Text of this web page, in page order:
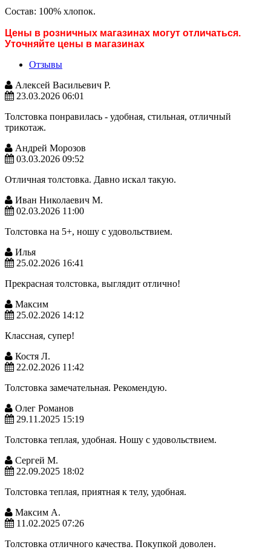
Состав: 100% хлопок.
Цены в розничных магазинах могут отличаться.
Уточняйте цены в магазинах
Отзывы
Алексей Васильевич Р.
23.03.2026 06:01
Толстовка понравилась - удобная, стильная, отличный
трикотаж.
Андрей Морозов
03.03.2026 09:52
Отличная толстовка. Давно искал такую.
Иван Николаевич М.
02.03.2026 11:00
Толстовка на 5+, ношу с удовольствием.
Илья
25.02.2026 16:41
Прекрасная толстовка, выглядит отлично!
Максим
25.02.2026 14:12
Классная, супер!
Костя Л.
22.02.2026 11:42
Толстовка замечательная. Рекомендую.
Олег Романов
29.11.2025 15:19
Толстовка теплая, удобная. Ношу с удовольствием.
Сергей М.
22.09.2025 18:02
Толстовка теплая, приятная к телу, удобная.
Максим А.
11.02.2025 07:26
Толстовка отличного качества. Покупкой доволен.